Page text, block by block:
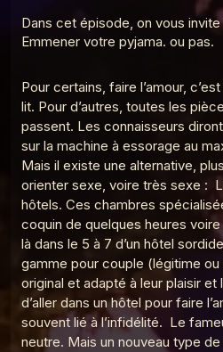
5
Le Point G! 2 Pendant
Le Poing G
Le Poing G
7
Le point G! 2 Le plan à 3
Le Poing G
Le Point G! 2 Le
Le Poing G
9
Le Point G! 2 L'amour
Le Poing G
10
Le point G! 2 Le
Le Poing G
11
Le Point G! La laliophilie
Le Poing G
Dans cet épisode, on vous
Emmener votre pyjama. ou pas.
Pour certains, faire l’amour,
lit. Pour d’autres, toutes les
passent. Les connaisseurs
sur la machine à essorage au
Mais il existe une alternative,
orienter sexe, voire très sexe :
hôtels. Ces chambres
coquin de quelques heures voire
là dans le 5 à 7 d’un hôtel
gamme pour couple (légitime
original et adapté à leur plaisir et
d’aller dans un hôtel pour faire
souvent lié à l’infidélité. Le
neutre. Mais un nouveau type